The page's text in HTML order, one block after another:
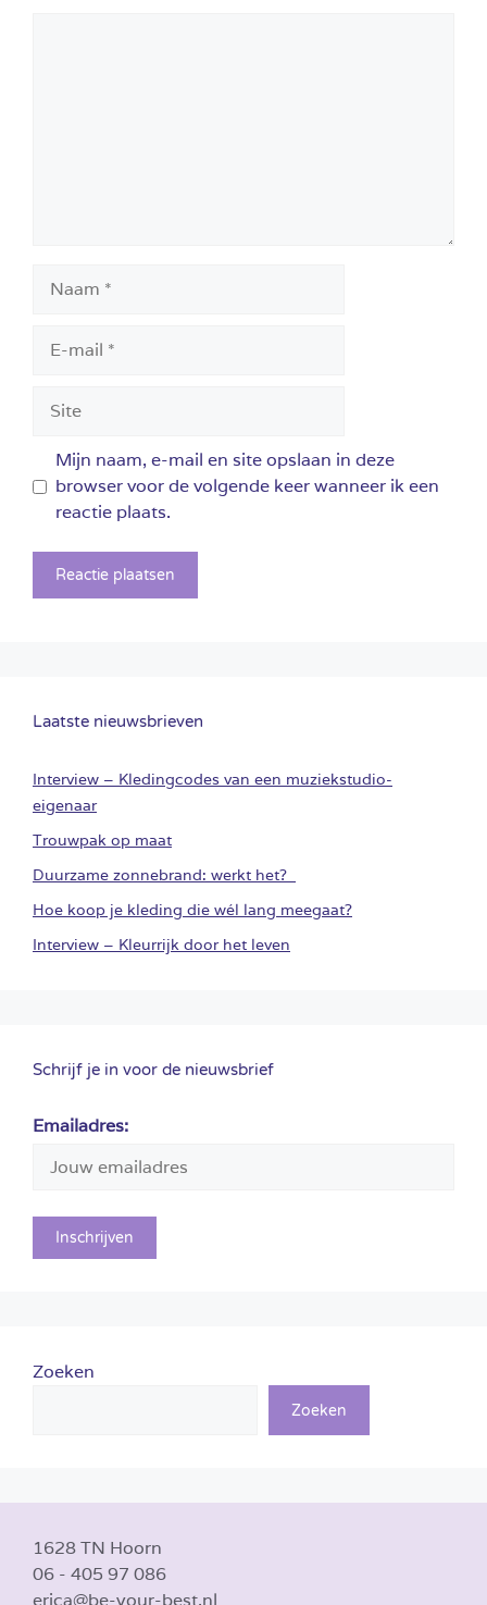
mail
Mijn naam, e-mail en site opslaan in deze
browser voor de volgende keer wanneer ik een
reactie plaats.
Laatste nieuwsbrieven
Interview – Kledingcodes van een muziekstudio-
eigenaar
Trouwpak op maat
Duurzame zonnebrand: werkt het?
Hoe koop je kleding die wél lang meegaat?
Interview – Kleurrijk door het leven
Schrijf je in voor de nieuwsbrief
Emailadres:
Zoeken
Zoeken
1628 TN Hoorn
06 - 405 97 086
erica@be-your-best.nl